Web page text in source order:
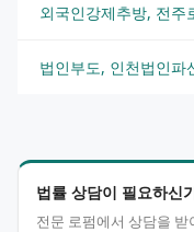
법률 상담이 필요하신
전문 로펌에서 상담을 받